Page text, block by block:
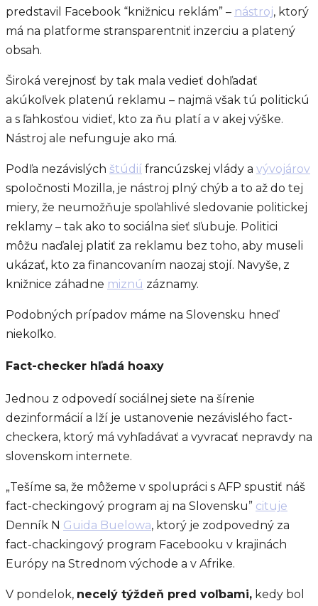
predstavil Facebook “knižnicu reklám” – nástroj, ktorý
má na platforme stransparentniť inzerciu a platený
obsah.
Široká verejnosť by tak mala vedieť dohľadať
akúkoľvek platenú reklamu – najmä však tú politickú
a s ľahkosťou vidieť, kto za ňu platí a v akej výške.
Nástroj ale nefunguje ako má.
Podľa nezávislých štúdií francúzskej vlády a vývojárov
spoločnosti Mozilla, je nástroj plný chýb a to až do tej
miery, že neumožňuje spoľahlivé sledovanie politickej
reklamy – tak ako to sociálna sieť sľubuje. Politici
môžu naďalej platiť za reklamu bez toho, aby museli
ukázať, kto za financovaním naozaj stojí. Navyše, z
knižnice záhadne miznú záznamy.
Podobných prípadov máme na Slovensku hneď
niekoľko.
Fact-checker hľadá hoaxy
Jednou z odpovedí sociálnej siete na šírenie
dezinformácií a lží je ustanovenie nezávislého fact-
checkera, ktorý má vyhľadávať a vyvracať nepravdy na
slovenskom internete.
„Tešíme sa, že môžeme v spolupráci s AFP spustiť náš
fact-checkingový program aj na Slovensku” cituje
Denník N Guida Buelowa, ktorý je zodpovedný za
fact-chackingový program Facebooku v krajinách
Európy na Strednom východe a v Afrike.
V pondelok, necelý týždeň pred voľbami, kedy bol